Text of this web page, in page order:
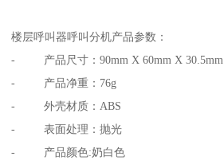
楼层呼叫器呼叫分机产品参数：
- 产品尺寸：90mm X 60mm X 30.5mm
- 产品净重：76g
- 外壳材质：ABS
- 表面处理：抛光
- 产品颜色:奶白色